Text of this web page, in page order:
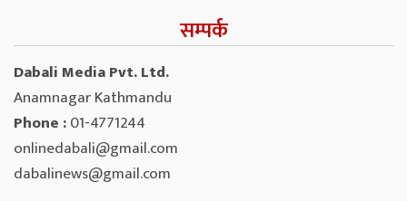
सम्पर्क
Dabali Media Pvt. Ltd.
Anamnagar Kathmandu
Phone :01-4771244
onlinedabali@gmail.com
dabalinews@gmail.com